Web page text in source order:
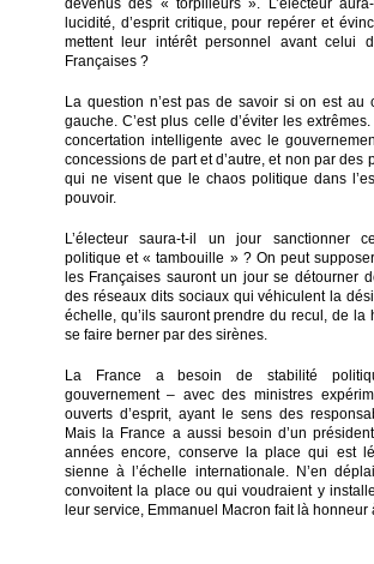
devenus des « torpilleurs ». L’électeur
lucidité, d’esprit critique, pour repérer et
mettent leur intérêt personnel avant celui
Françaises ?
La question n’est pas de savoir si on est au
gauche. C’est plus celle d’éviter les
concertation intelligente avec le
concessions de part et d’autre, et non par des
qui ne visent que le chaos politique dans
pouvoir.
L’électeur saura-t-il un jour sanctionner
politique et « tambouille » ? On peut
les Françaises sauront un jour se détourner
des réseaux dits sociaux qui véhiculent la
échelle, qu’ils sauront prendre du recul, de la
se faire berner par des sirènes.
La France a besoin de stabilité
gouvernement – avec des ministres
ouverts d’esprit, ayant le sens des
Mais la France a aussi besoin d’un
années encore, conserve la place qui est
sienne à l’échelle internationale. N’en
convoitent la place ou qui voudraient y
leur service, Emmanuel Macron fait là honneur